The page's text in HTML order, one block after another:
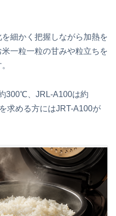
細かく把握しながら加熱を
一粒一粒の甘みや粒立ちを
300℃、JRL-A100は約
求める方にはJRT-A100が